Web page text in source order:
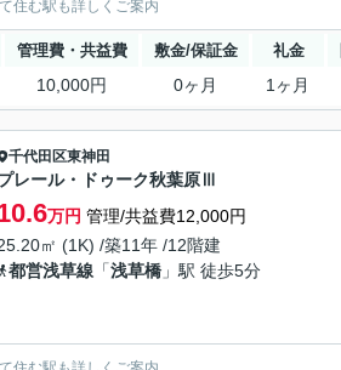
住む駅も詳しくご案内
管理費・共益費 敷金/保証金 礼金
10,000円 0ヶ月 1ヶ月
千代田区東神田
レール・ドゥーク秋葉原Ⅲ
万円 管理/共益費12,000円
㎡ (1K) /築11年 /12階建
都営浅草線 「浅草橋 」駅 徒歩5分